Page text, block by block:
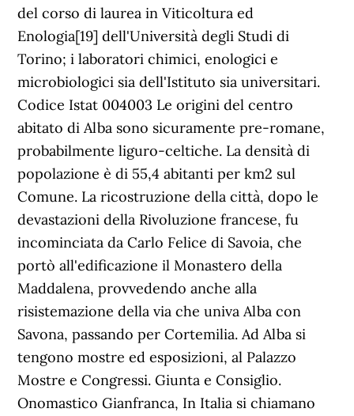
del corso di laurea in Viticoltura ed
Enologia[19] dell'Università degli Studi di
Torino; i laboratori chimici, enologici e
microbiologici sia dell'Istituto sia universitari.
Codice Istat 004003 Le origini del centro
abitato di Alba sono sicuramente pre-romane,
probabilmente liguro-celtiche. La densità di
popolazione è di 55,4 abitanti per km2 sul
Comune. La ricostruzione della città, dopo le
devastazioni della Rivoluzione francese, fu
incominciata da Carlo Felice di Savoia, che
portò all'edificazione il Monastero della
Maddalena, provvedendo anche alla
risistemazione della via che univa Alba con
Savona, passando per Cortemilia. Ad Alba si
tengono mostre ed esposizioni, al Palazzo
Mostre e Congressi. Giunta e Consiglio.
Onomastico Gianfranca, In Italia si chiamano